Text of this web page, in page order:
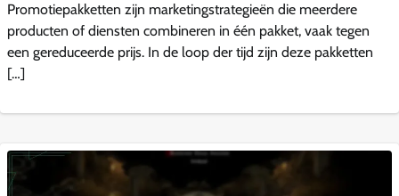
Promotiepakketten zijn marketingstrategieën die meerdere
producten of diensten combineren in één pakket, vaak tegen
een gereduceerde prijs. In de loop der tijd zijn deze pakketten
[…]